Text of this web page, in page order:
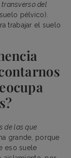
del
pélvico).
trabajar el suelo
de las que
grande, porque
eso suele